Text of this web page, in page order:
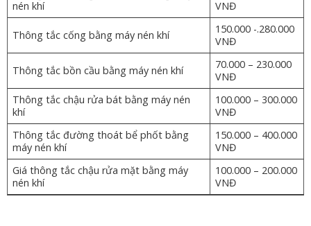
nén khí
VNĐ
Thông tắc cống bằng máy nén khí
150.000 -.280.000
VNĐ
Thông tắc bồn cầu bằng máy nén khí
70.000 – 230.000
VNĐ
Thông tắc chậu rửa bát bằng máy nén
khí
100.000 – 300.000
VNĐ
Thông tắc đường thoát bể phốt bằng
máy nén khí
150.000 – 400.000
VNĐ
Giá thông tắc chậu rửa mặt bằng máy
nén khí
100.000 – 200.000
VNĐ